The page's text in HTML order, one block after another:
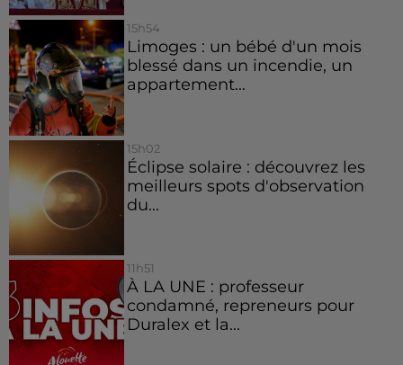
15h54
Limoges : un bébé d'un mois
blessé dans un incendie, un
appartement...
15h02
Éclipse solaire : découvrez les
meilleurs spots d'observation
du...
11h51
À LA UNE : professeur
condamné, repreneurs pour
Duralex et la...